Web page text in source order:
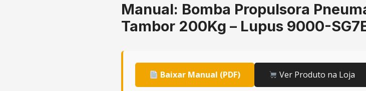
Manual: Bomba Propulsora
Tambor 200Kg – Lupus 9000-
Baixar Manual (PDF) Ver Produto na Loja